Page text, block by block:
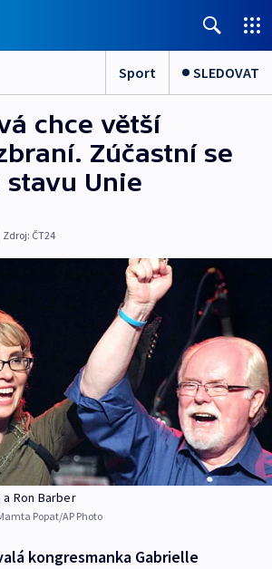
Sport SLEDOVAT
chce větší
Zúčastní se
Unie
Zdroj: ČT24
Ron Barber
Popat/AP Photo
kongresmanka Gabrielle